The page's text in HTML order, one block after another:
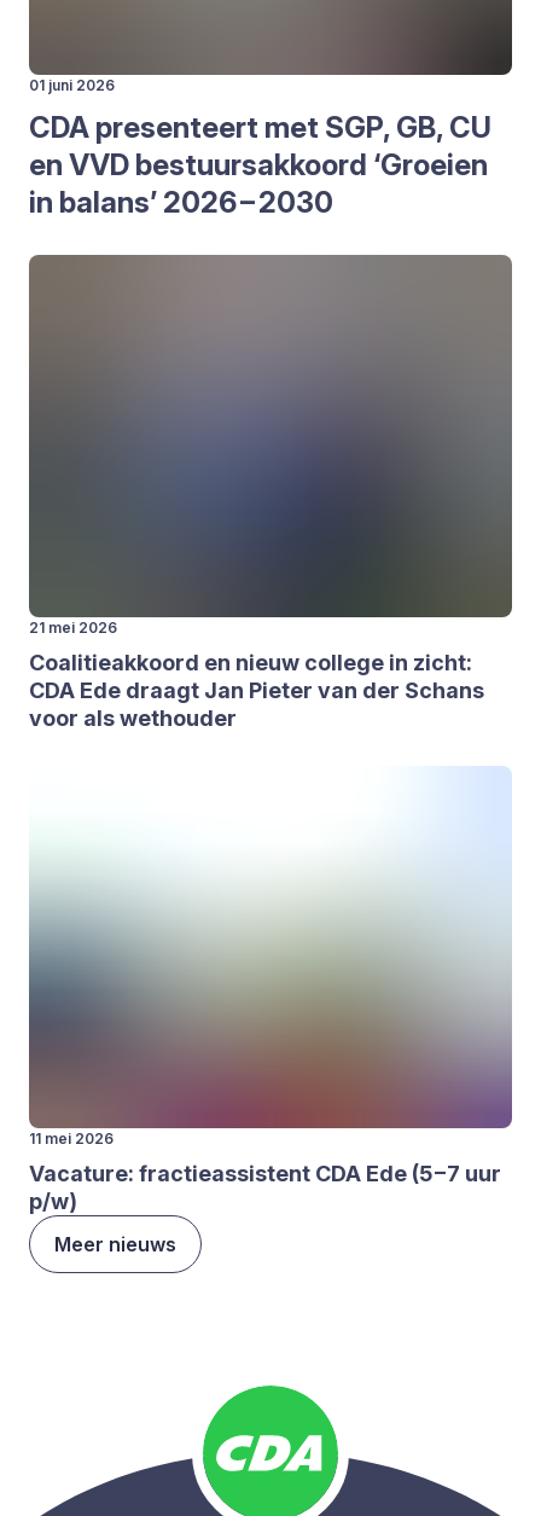
01 juni 2026
CDA pre­sen­teert met SGP, GB, CU
en VVD bestuurs­ak­koord ‘Groei­en
in balans’ 2026–2030
21 mei 2026
Coa­li­tie­ak­koord en nieuw col­le­ge in zicht:
CDA Ede draagt Jan Pie­ter van der Schans
voor als wet­hou­der
11 mei 2026
Vaca­tu­re: frac­tie­as­sis­tent CDA Ede (5−7 uur
p/​w)
Meer nieuws